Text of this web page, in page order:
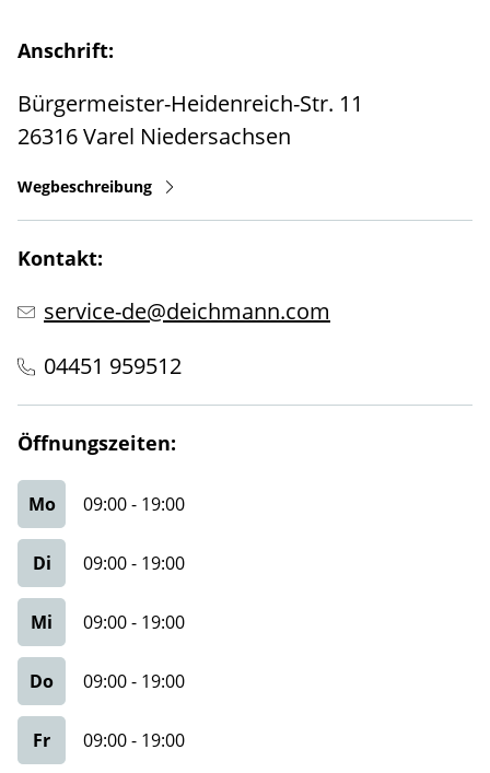
Anschrift:
Bürgermeister-Heidenreich-Str. 11
26316Varel Niedersachsen
Wegbeschreibung
Kontakt:
service-de@deichmann.com
04451 959512
Öffnungszeiten:
Mo 09:00- 19:00
Di 09:00- 19:00
Mi 09:00- 19:00
Do 09:00- 19:00
Fr 09:00- 19:00